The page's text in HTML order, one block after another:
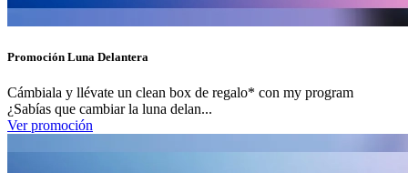
Promoción Luna Delantera
Cámbiala y llévate un clean box de regalo* con my program
¿Sabías que cambiar la luna delan...
Ver promoción